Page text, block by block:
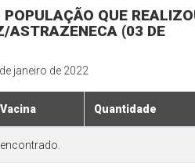
POPULAÇÃO QUE
ASTRAZENECA (03 DE
janeiro de 2022
Vacina Quantidade